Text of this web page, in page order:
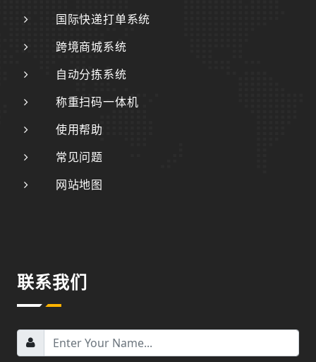
国际快递打单系统
跨境商城系统
自动分拣系统
称重扫码一体机
使用帮助
常见问题
网站地图
联系我们